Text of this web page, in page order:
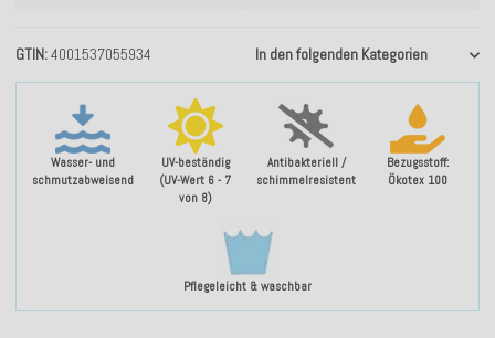
Wasser- und
schmutzabweisend
UV-beständig
(UV-Wert 6 - 7
von 8)
Antibakteriell /
schimmelresistent
Bezugsstoff:
Ökotex 100
Pflegeleicht & waschbar
GTIN 4001537055934 In den folgenden Kategorien